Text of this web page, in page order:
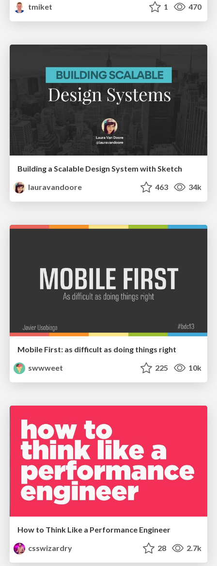
tmiket
1 470
Building a Scalable Design System with Sketch
lauravandoore
463 34k
Mobile First: as difficult as doing things right
swwweet
225 10k
How to Think Like a Performance Engineer
csswizardry
28 2.7k